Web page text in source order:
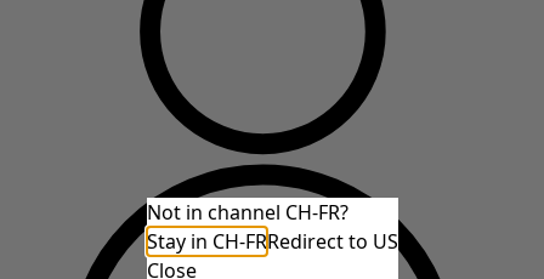
Not in channel CH-FR?
Stay in CH-FRRedirect to US
Close